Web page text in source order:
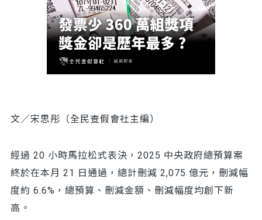
文／宋思彤（全民查假會社主編）
經過 20 小時馬拉松式表決，2025 中央政府總預算案
終於在本月 21 日通過，總計刪減 2,075 億元，刪減幅
度約 6.6%，總預算、刪減金額、刪減幅度均創下新
高。